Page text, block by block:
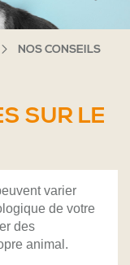
NOS CONSEILS
SUR LE
varier
de votre
des
animal.